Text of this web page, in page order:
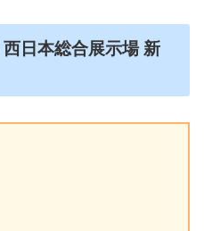
西日本総合展示場 新